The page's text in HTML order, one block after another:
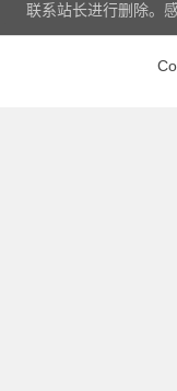
联系站长进行删除。